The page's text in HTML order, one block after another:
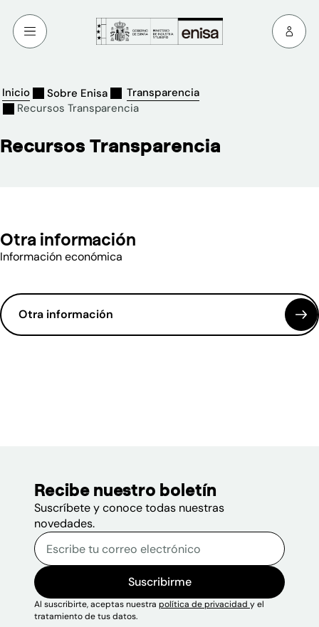
Inicio Sobre Enisa
Transparencia
Recursos Transparencia
Recursos Transparencia
Otra información
Información económica
Otra información
(se abre en una nueva ventana)
Recibe nuestro boletín
Suscríbete y conoce todas nuestras
novedades.
Sitio web
Escribe tu correo
Suscribirme
Al suscribirte, aceptas nuestra política de privacidad y el
tratamiento de tus datos.